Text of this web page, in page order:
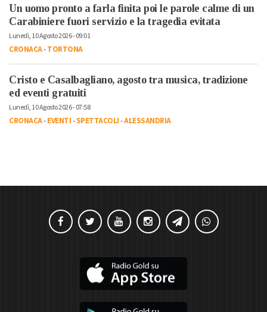
Un uomo pronto a farla finita poi le parole calme di un
Carabiniere fuori servizio e la tragedia evitata
Lunedì, 10 Agosto 2026 - 09:01
CRONACA-TORTONA
Cristo e Casalbagliano, agosto tra musica, tradizione
ed eventi gratuiti
Lunedì, 10 Agosto 2026 - 07:58
CRONACA-EVENTI-SPETTACOLI-ALESSANDRIA